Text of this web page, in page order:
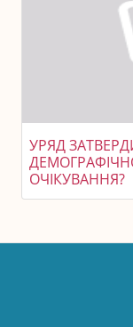
УРЯД
ОЧІКУВАННЯ?